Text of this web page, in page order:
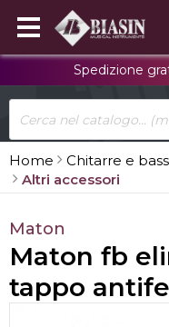
Spedizione
Home Chitarre e
Altri accessori
Maton
Maton fb
tappo